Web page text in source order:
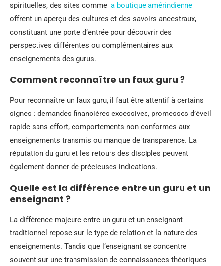
spirituelles, des sites comme la boutique amérindienne
offrent un aperçu des cultures et des savoirs ancestraux,
constituant une porte d’entrée pour découvrir des
perspectives différentes ou complémentaires aux
enseignements des gurus.
Comment reconnaître un faux guru ?
Pour reconnaître un faux guru, il faut être attentif à certains
signes : demandes financières excessives, promesses d’éveil
rapide sans effort, comportements non conformes aux
enseignements transmis ou manque de transparence. La
réputation du guru et les retours des disciples peuvent
également donner de précieuses indications.
Quelle est la différence entre un guru et un
enseignant ?
La différence majeure entre un guru et un enseignant
traditionnel repose sur le type de relation et la nature des
enseignements. Tandis que l’enseignant se concentre
souvent sur une transmission de connaissances théoriques